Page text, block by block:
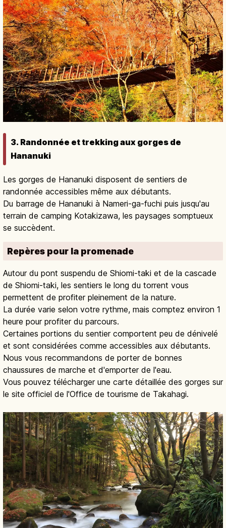
3. Randonnée et trekking aux gorges de
Hananuki
Les gorges de Hananuki disposent de sentiers de
randonnée accessibles même aux débutants.
Du barrage de Hananuki à Nameri-ga-fuchi puis jusqu'au
terrain de camping Kotakizawa, les paysages somptueux
se succèdent.
Repères pour la promenade
Autour du pont suspendu de Shiomi-taki et de la cascade
de Shiomi-taki, les sentiers le long du torrent vous
permettent de profiter pleinement de la nature.
La durée varie selon votre rythme, mais comptez environ 1
heure pour profiter du parcours.
Certaines portions du sentier comportent peu de dénivelé
et sont considérées comme accessibles aux débutants.
Nous vous recommandons de porter de bonnes
chaussures de marche et d'emporter de l'eau.
Vous pouvez télécharger une carte détaillée des gorges sur
le site officiel de l'Office de tourisme de Takahagi.